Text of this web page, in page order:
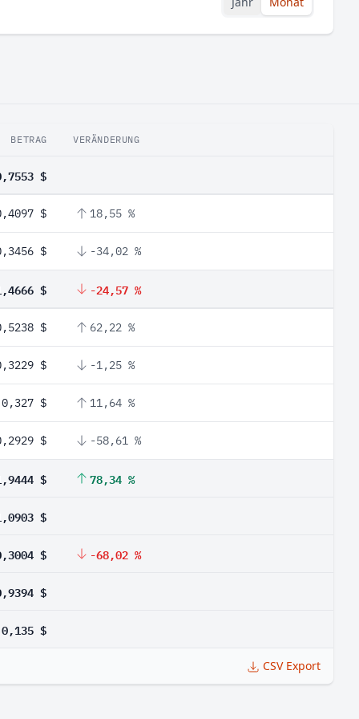
BETRAG VERÄNDERUNG
$
$ 18,55 %
$ -34,02 %
$ -24,57 %
$ 62,22 %
$ -1,25 %
0,327 $ 11,64 %
$ -58,61 %
$ 78,34 %
$
$ -68,02 %
$
0,135 $
CSV Export